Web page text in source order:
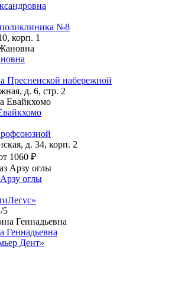
поликлиника №8
корп. 1
набережной
д. 6, стр. 2
д. 34, корп. 2
1060 ₽
оглы
5
Геннадьевна
Дент»